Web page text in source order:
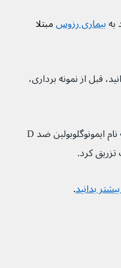
به بیماری رزوس مبتلا
قبل گروه خونی خود را نمی‌دانید، قبل از نمونه برداری،
در صورت لزوم، می‌توان دارویی به نام ایمونوگلوبولین ضد D
کرد.
بدانید.